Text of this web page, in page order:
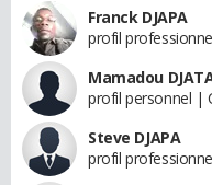
Franck DJAPA
profil
Mamadou
profil personnel |
Steve DJAPA
profil